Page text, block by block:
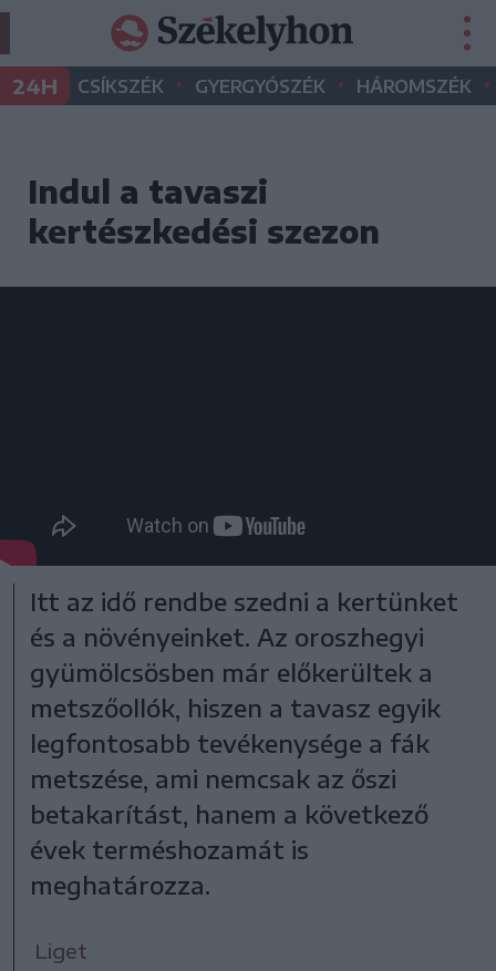
24H CSÍKSZÉK • GYERGYÓSZÉK • HÁROMSZÉK •
Indul a tavaszi
kertészkedési szezon
Itt az idő rendbe szedni a kertünket
és a növényeinket. Az oroszhegyi
gyümölcsösben már előkerültek a
metszőollók, hiszen a tavasz egyik
legfontosabb tevékenysége a fák
metszése, ami nemcsak az őszi
betakarítást, hanem a következő
évek terméshozamát is
meghatározza.
Liget